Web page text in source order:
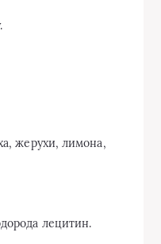
жерухи, лимона,
лецитин.